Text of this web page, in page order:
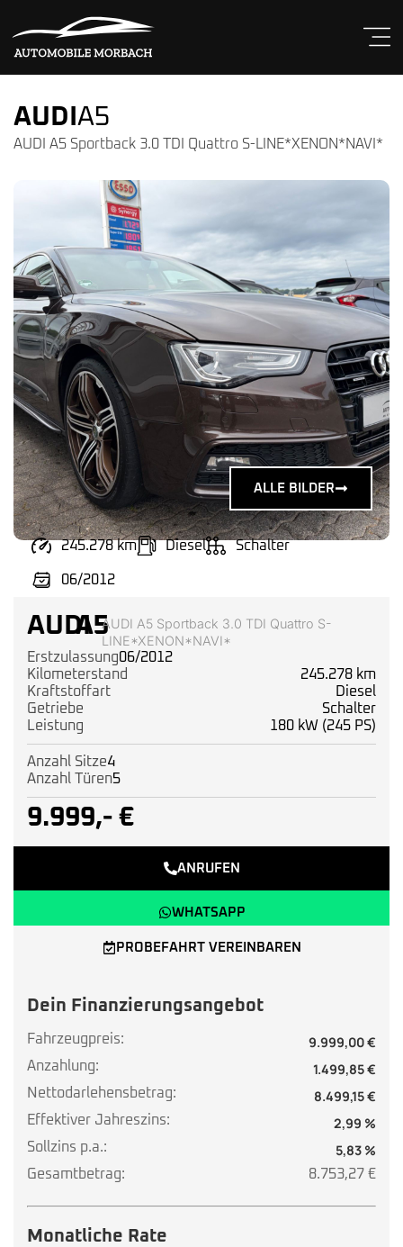
AUDI A5
AUDI A5 Sportback 3.0 TDI Quattro S-LINE*XENON*NAVI*
ALLE BILDER
245.278 km Diesel Schalter
06/2012
AUDIA5AUDI A5 Sportback 3.0 TDI Quattro S-
LINE*XENON*NAVI*
Erstzulassung06/2012
Kilometerstand
245.278 km
Kraftstoffart
Diesel
Getriebe
Schalter
Leistung
180 kW (245 PS)
Anzahl Sitze4
Anzahl Türen5
9.999,- €
ANRUFEN
WHATSAPP
PROBEFAHRT VEREINBAREN
Dein Finanzierungsangebot
Fahrzeugpreis: 9.999,00 €
Anzahlung: 1.499,85 €
Nettodarlehensbetrag: 8.499,15 €
Effektiver Jahreszins: 2,99 %
Sollzins p.a.: 5,83 %
Gesamtbetrag: 8.753,27 €
Monatliche Rate